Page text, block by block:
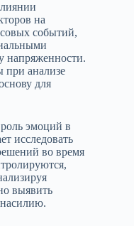
на
событий,
напряженности.
при анализе
для
эмоций в
исследовать
во время
выявить